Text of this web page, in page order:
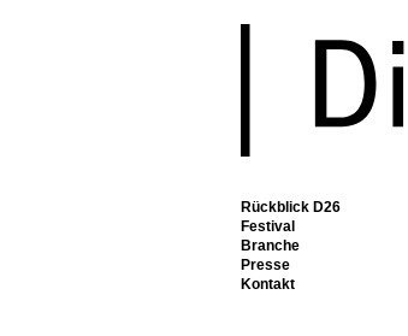
Rückblick D26
Festival
Branche
Presse
Kontakt